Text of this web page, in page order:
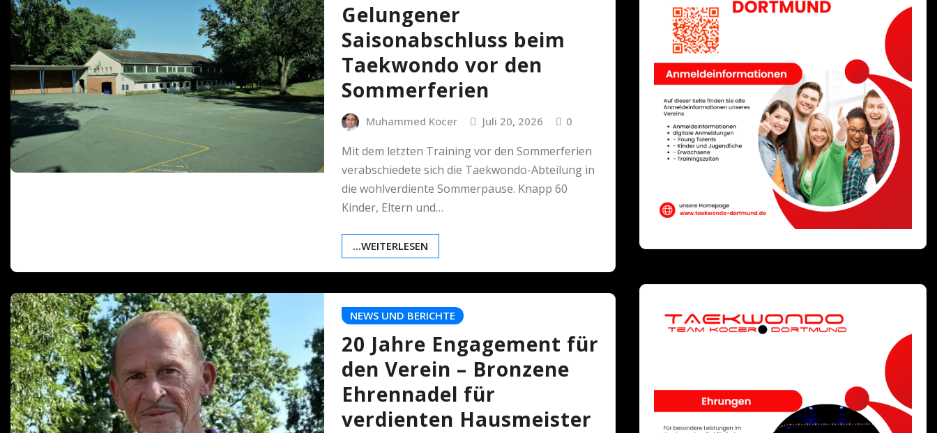
Gelungener
Saisonabschluss beim
Taekwondo vor den
Sommerferien
Muhammed Kocer Juli 20, 2026 0
Mit dem letzten Training vor den Sommerferien
verabschiedete sich die Taekwondo-Abteilung in
die wohlverdiente Sommerpause. Knapp 60
Kinder, Eltern und…
...WEITERLESEN
NEWS UND BERICHTE
20 Jahre Engagement für
den Verein – Bronzene
Ehrennadel für
verdienten Hausmeister